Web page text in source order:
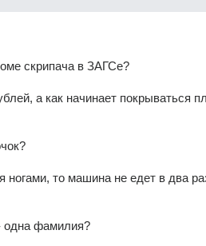
скрипача в ЗАГСе?
а как начинает покрываться
ногами, то машина не едет в два
одна фамилия?